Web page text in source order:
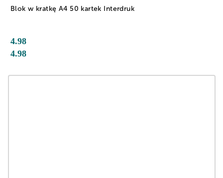
Blok w kratkę A4 50 kartek Interdruk
4.98
4.98